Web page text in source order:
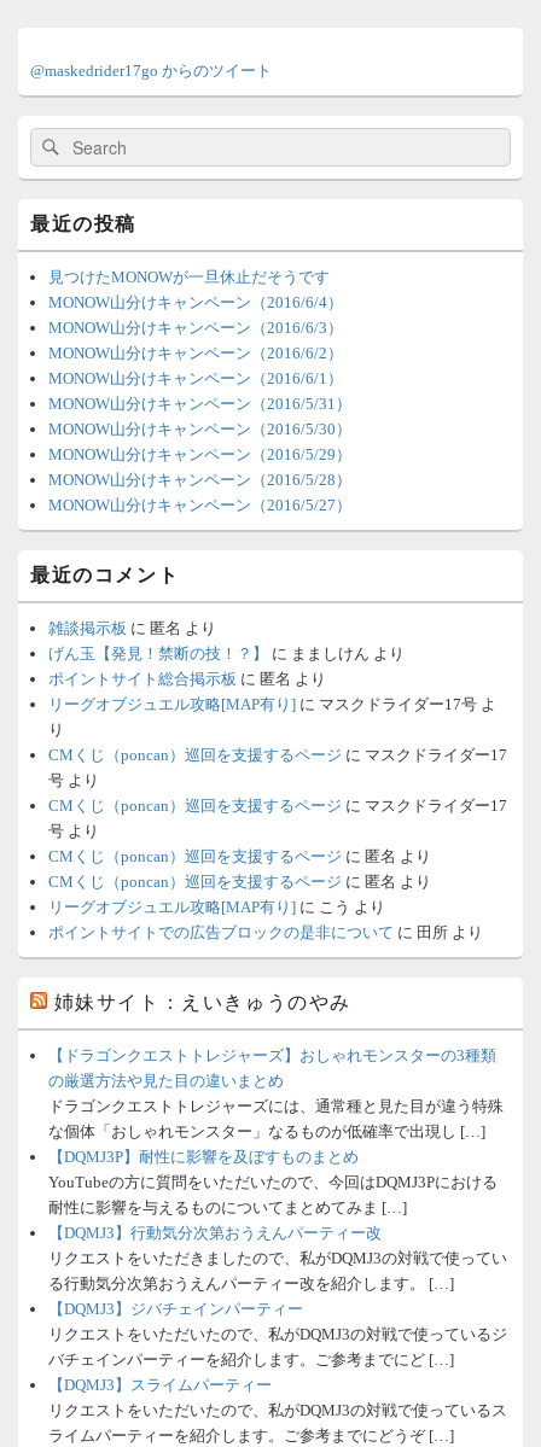
ン
サ
バ
ィ
ジ
ェ
ッ
ア
@maskedrider17go からのツイート
検
索:
検
索
最近の投稿
見つけたMONOWが一旦休止だそうです
MONOW山分けキャンペーン（2016/6/4）
MONOW山分けキャンペーン（2016/6/3）
MONOW山分けキャンペーン（2016/6/2）
MONOW山分けキャンペーン（2016/6/1）
MONOW山分けキャンペーン（2016/5/31）
MONOW山分けキャンペーン（2016/5/30）
MONOW山分けキャンペーン（2016/5/29）
MONOW山分けキャンペーン（2016/5/28）
MONOW山分けキャンペーン（2016/5/27）
最近のコメント
雑談掲示板 に 匿名 より
げん玉【発見！禁断の技！？】
に まましけん より
ポイントサイト総合掲示板 に 匿名 より
リーグオブジュエル攻略[MAP有り] に マスクドライダー17号 よ
り
CMくじ（poncan）巡回を支援するページ に マスクドライダー17
号 より
CMくじ（poncan）巡回を支援するページ に マスクドライダー17
号 より
CMくじ（poncan）巡回を支援するページ に 匿名 より
CMくじ（poncan）巡回を支援するページ に 匿名 より
リーグオブジュエル攻略[MAP有り] に こう より
ポイントサイトでの広告ブロックの是非について に 田所 より
姉妹サイト：えいきゅうのやみ
【ドラゴンクエストトレジャーズ】おしゃれモンスターの3種類
の厳選方法や見た目の違いまとめ
ドラゴンクエストトレジャーズには、通常種と見た目が違う特殊
な個体「おしゃれモンスター」なるものが低確率で出現し […]
【DQMJ3P】耐性に影響を及ぼすものまとめ
YouTubeの方に質問をいただいたので、今回はDQMJ3Pにおける
耐性に影響を与えるものについてまとめてみま […]
【DQMJ3】行動気分次第おうえんパーティー改
リクエストをいただきましたので、私がDQMJ3の対戦で使ってい
る行動気分次第おうえんパーティー改を紹介します。 […]
【DQMJ3】ジバチェインパーティー
リクエストをいただいたので、私がDQMJ3の対戦で使っているジ
バチェインパーティーを紹介します。ご参考までにど […]
【DQMJ3】スライムパーティー
リクエストをいただいたので、私がDQMJ3の対戦で使っているス
ライムパーティーを紹介します。ご参考までにどうぞ […]